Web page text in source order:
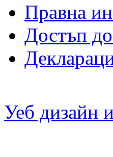
Правна
Достъп
Уеб дизайн